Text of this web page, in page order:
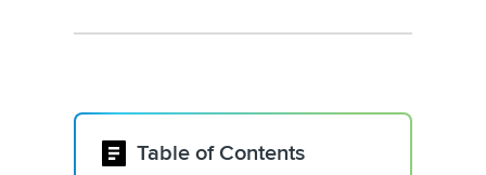
Table of Contents